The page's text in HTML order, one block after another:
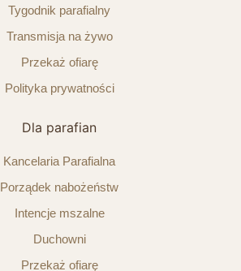
Tygodnik parafialny
Transmisja na żywo
Przekaż ofiarę
Polityka prywatności
Dla parafian
Kancelaria Parafialna
Porządek nabożeństw
Intencje mszalne
Duchowni
Przekaż ofiarę